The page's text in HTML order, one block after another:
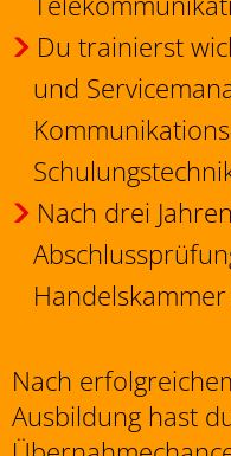
Du trainierst
und
Nach drei
Nach
Ausbildung hast